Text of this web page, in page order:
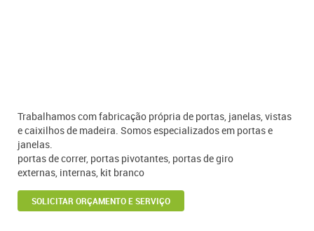
Trabalhamos com fabricação própria de portas, janelas, vistas
e caixilhos de madeira. Somos especializados em portas e
janelas.
portas de correr, portas pivotantes, portas de giro
externas, internas, kit branco
SOLICITAR ORÇAMENTO E SERVIÇO